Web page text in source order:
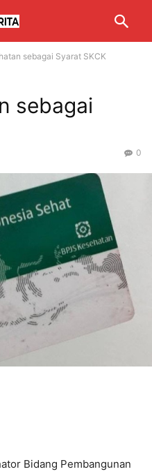
sebagai Syarat SKCK
sebagai
0
Bidang Pembangunan